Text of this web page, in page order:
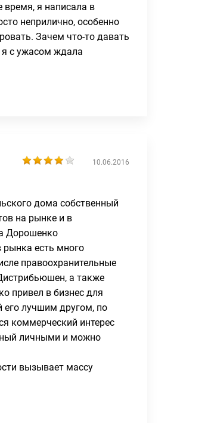
время, я написала в
неприлично, особенно
Зачем что-то давать
я с ужасом ждала
10.06.2016
дома собственный
на рынке и в
Дорошенко
рынка есть много
правоохранительные
а также
привел в бизнес для
его лучшим другом, по
коммерческий интерес
личными и можно
вызывает массу